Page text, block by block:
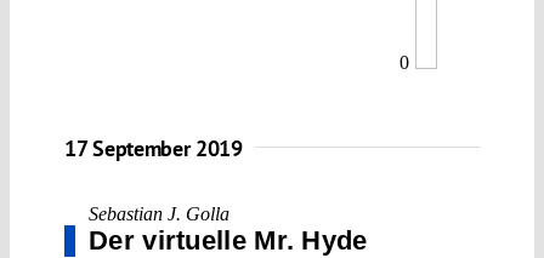
0
17 September 2019
Sebastian J. Golla
Der virtuelle Mr. Hyde